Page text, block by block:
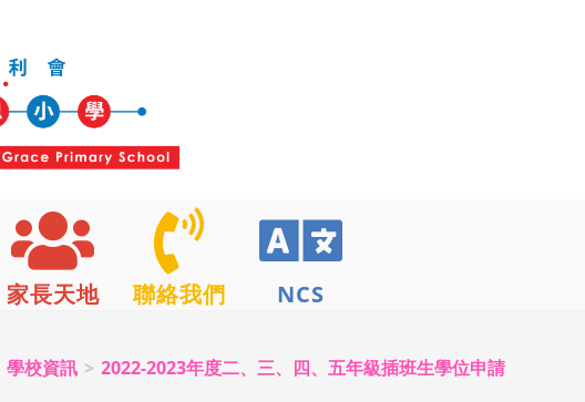
家長天地 聯絡我們 NCS
學校資訊 > 2022-2023年度二、三、四、五年級插班生學位申請